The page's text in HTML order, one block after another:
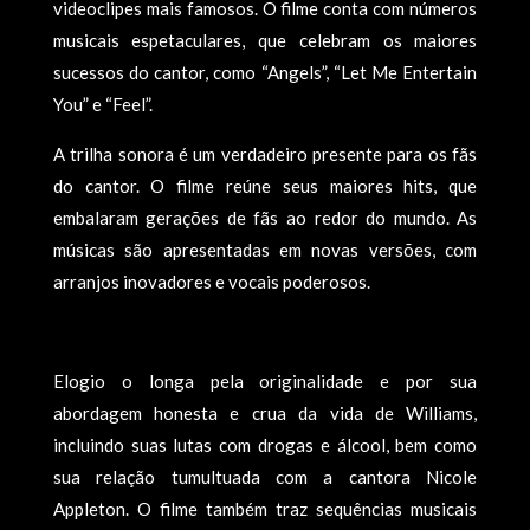
videoclipes mais famosos. O filme conta com números
musicais espetaculares, que celebram os maiores
sucessos do cantor, como “Angels”, “Let Me Entertain
You” e “Feel”.
A trilha sonora é um verdadeiro presente para os fãs
do cantor. O filme reúne seus maiores hits, que
embalaram gerações de fãs ao redor do mundo. As
músicas são apresentadas em novas versões, com
arranjos inovadores e vocais poderosos.
Elogio o longa pela originalidade e por sua
abordagem honesta e crua da vida de Williams,
incluindo suas lutas com drogas e álcool, bem como
sua relação tumultuada com a cantora Nicole
Appleton. O filme também traz sequências musicais